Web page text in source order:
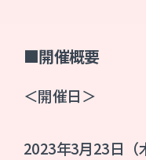
■開催概要
＜開催日＞
2023年3月23日（